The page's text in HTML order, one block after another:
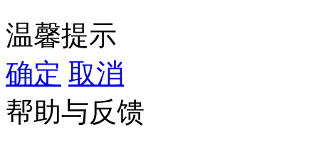
温馨提示
确定 取消
帮助与反馈